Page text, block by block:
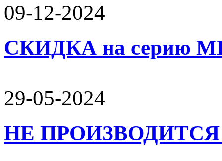
09-12-2024
СКИДКА на серию
29-05-2024
НЕ